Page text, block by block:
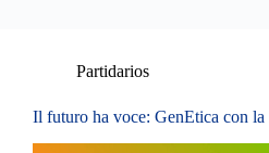
Partidarios
Il futuro ha voce: GenEtica con la